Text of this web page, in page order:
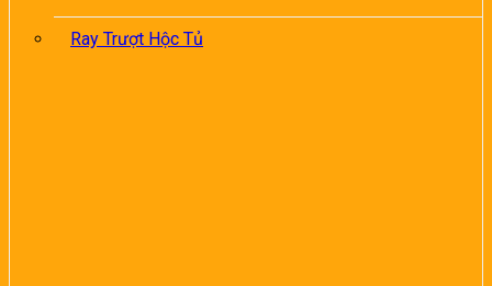
Ray Trượt Hộc Tủ